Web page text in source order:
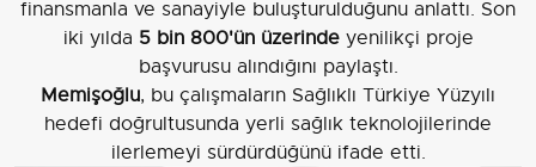
finansmanla ve sanayiyle buluşturulduğunu anlattı. Son
iki yılda 5 bin 800'ün üzerindeyenilikçi proje
başvurusu alındığını paylaştı.
Memişoğlu, bu çalışmaların Sağlıklı Türkiye Yüzyılı
hedefi doğrultusunda yerli sağlık teknolojilerinde
ilerlemeyi sürdürdüğünü ifade etti.